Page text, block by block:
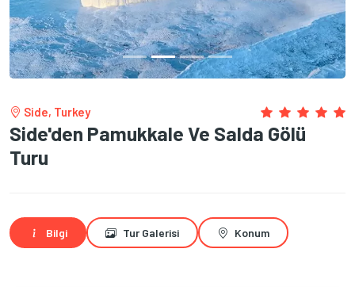
Side, Turkey
Side'den Pamukkale Ve Salda Gölü
Turu
Bilgi Tur Galerisi Konum